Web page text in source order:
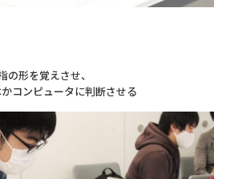
の形を覚えさせ、
コンピュータに判断させる